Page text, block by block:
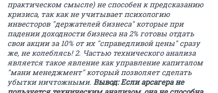
практическом смысле) не способен к предсказанию
кризиса, так как не учитывает психологию
инвесторов "держателей бизнеса" которые при
падении доходности бизнеса на 2% готовы отдать
свои акции за 10% от их "справедливой цены" сразу
же, не колеблясь! 2. Частью технического анализа
является такое явление как управление капиталом
"мани менеджмент" который позволяет сделать
убытки ничтожными. Вывод: Если арсагера не